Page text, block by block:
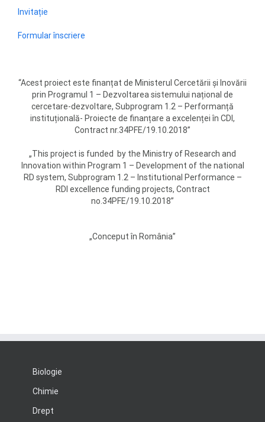
Invitație
Formular înscriere
“Acest proiect este finanțat de Ministerul Cercetării și Inovării
prin Programul 1 – Dezvoltarea sistemului național de
cercetare-dezvoltare, Subprogram 1.2 – Performanță
instituțională- Proiecte de finanțare a excelenței în CDI,
Contract nr.34PFE/19.10.2018”
„This project is funded by the Ministry of Research and
Innovation within Program 1 – Development of the national
RD system, Subprogram 1.2 – Institutional Performance –
RDI excellence funding projects, Contract
no.34PFE/19.10.2018”
„Conceput în România”
Biologie
Chimie
Drept